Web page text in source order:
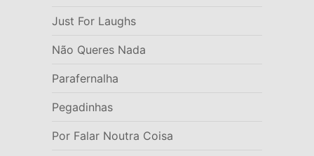
Just For Laughs
Não Queres Nada
Parafernalha
Pegadinhas
Por Falar Noutra Coisa